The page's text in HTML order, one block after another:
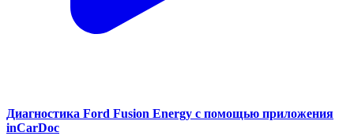
Диагностика Ford Fusion Energy с помощью приложения
inCarDoc